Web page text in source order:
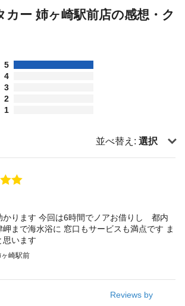
カー 姉ヶ崎駅前店の感想・ク
5
4
3
2
1
並べ替え: 選択
かります 今回は6時間でノアお借りし 都内
まで海水浴に 窓口もサービスも満点です ま
思います
崎駅前
Reviews by